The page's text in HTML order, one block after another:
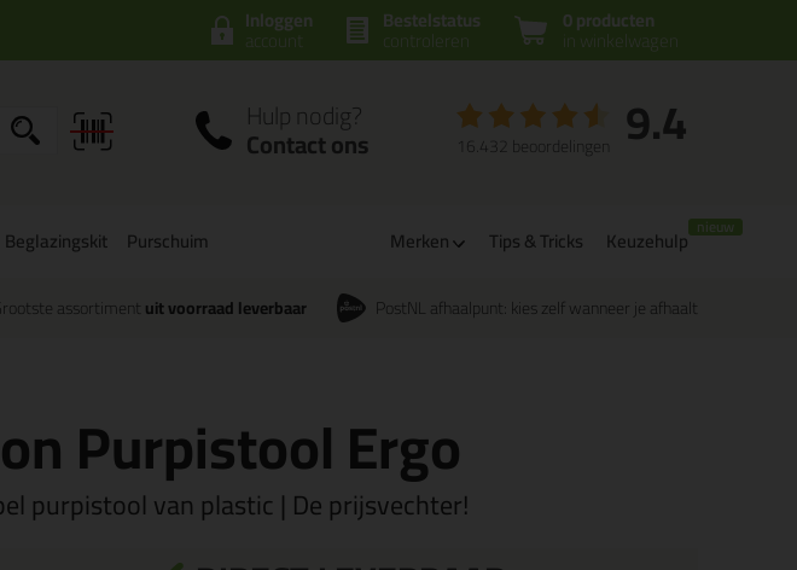
0 producten
in winkelwagen
Bestelstatus
controleren
Inloggen
account
Hulp nodig?
Contact ons 9.4
16.432 beoordelingen
Beglazingskit Purschuim Merken Tips & Tricks Keuzehulp
assortiment uit voorraad leverbaar PostNL afhaalpunt: kies zelf wanneer je afhaalt
Purpistool Ergo
purpistool van plastic | De prijsvechter!